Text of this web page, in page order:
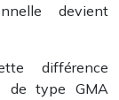
devient
différence
de type GMA